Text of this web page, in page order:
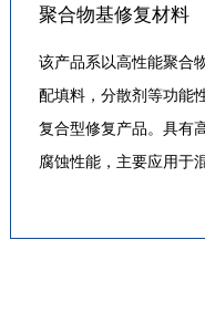
聚合物基修复材料
该产品系以高性能聚合
配填料，分散剂等功能
复合型修复产品。具有
腐蚀性能，主要应用于